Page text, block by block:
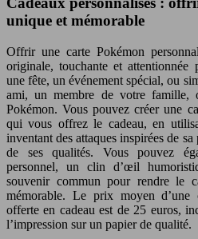
unique et mémorable
Offrir une carte Pokémon
originale, touchante et attentionnée
une fête, un événement spécial, ou
ami, un membre de votre famille,
Pokémon. Vous pouvez créer une
qui vous offrez le cadeau, en
inventant des attaques inspirées de
de ses qualités. Vous pouvez
personnel, un clin d’œil
souvenir commun pour rendre le
mémorable. Le prix moyen d’une
offerte en cadeau est de 25 euros,
l’impression sur un papier de qualité.